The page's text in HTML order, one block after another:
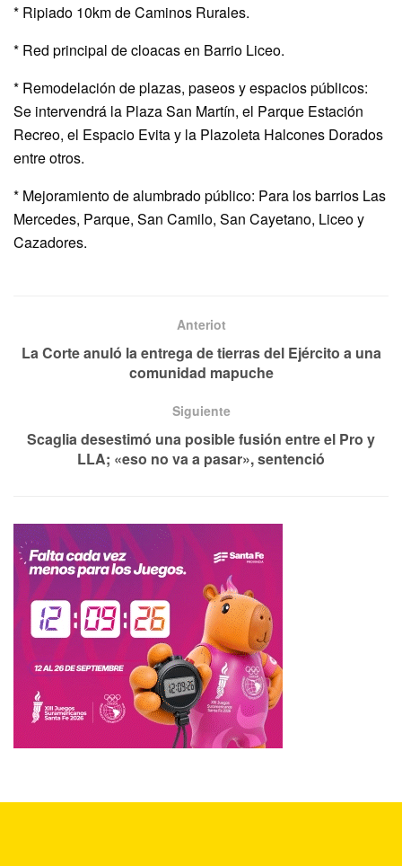
* Ripiado 10km de Caminos Rurales.
* Red principal de cloacas en Barrio Liceo.
* Remodelación de plazas, paseos y espacios públicos:
Se intervendrá la Plaza San Martín, el Parque Estación
Recreo, el Espacio Evita y la Plazoleta Halcones Dorados
entre otros.
* Mejoramiento de alumbrado público: Para los barrios Las
Mercedes, Parque, San Camilo, San Cayetano, Liceo y
Cazadores.
Anteriot
La Corte anuló la entrega de tierras del Ejército a una
comunidad mapuche
Siguiente
Scaglia desestimó una posible fusión entre el Pro y
LLA; «eso no va a pasar», sentenció